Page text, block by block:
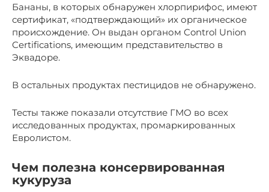
Бананы, в которых обнаружен хлорпирифос, имеют
сертификат, «подтверждающий» их органическое
происхождение. Он выдан органом Control Union
Certifications, имеющим представительство в
Эквадоре.
В остальных продуктах пестицидов не обнаружено.
Тесты также показали отсутствие ГМО во всех
исследованных продуктах, промаркированных
Евролистом.
Чем полезна консервированная
кукуруза